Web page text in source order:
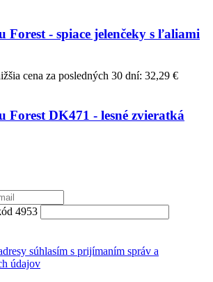
Forest - spiace jelenčeky s ľaliami
cena za posledných 30 dní: 32,29 €
Forest DK471 - lesné zvieratká
4953
súhlasím s prijímaním správ a
údajov